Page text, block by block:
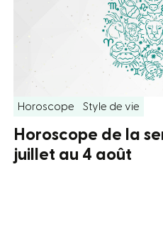
Horoscope Style de vie
Horoscope de la
juillet au 4 août